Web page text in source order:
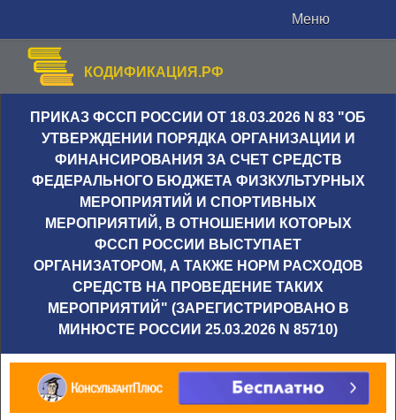
Меню
КОДИФИКАЦИЯ.РФ
ПРИКАЗ ФССП РОССИИ ОТ 18.03.2026 N 83 "ОБ
УТВЕРЖДЕНИИ ПОРЯДКА ОРГАНИЗАЦИИ И
ФИНАНСИРОВАНИЯ ЗА СЧЕТ СРЕДСТВ
ФЕДЕРАЛЬНОГО БЮДЖЕТА ФИЗКУЛЬТУРНЫХ
МЕРОПРИЯТИЙ И СПОРТИВНЫХ
МЕРОПРИЯТИЙ, В ОТНОШЕНИИ КОТОРЫХ
ФССП РОССИИ ВЫСТУПАЕТ
ОРГАНИЗАТОРОМ, А ТАКЖЕ НОРМ РАСХОДОВ
СРЕДСТВ НА ПРОВЕДЕНИЕ ТАКИХ
МЕРОПРИЯТИЙ" (ЗАРЕГИСТРИРОВАНО В
МИНЮСТЕ РОССИИ 25.03.2026 N 85710)